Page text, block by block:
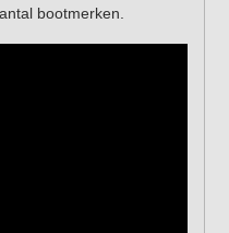
bootmerken.